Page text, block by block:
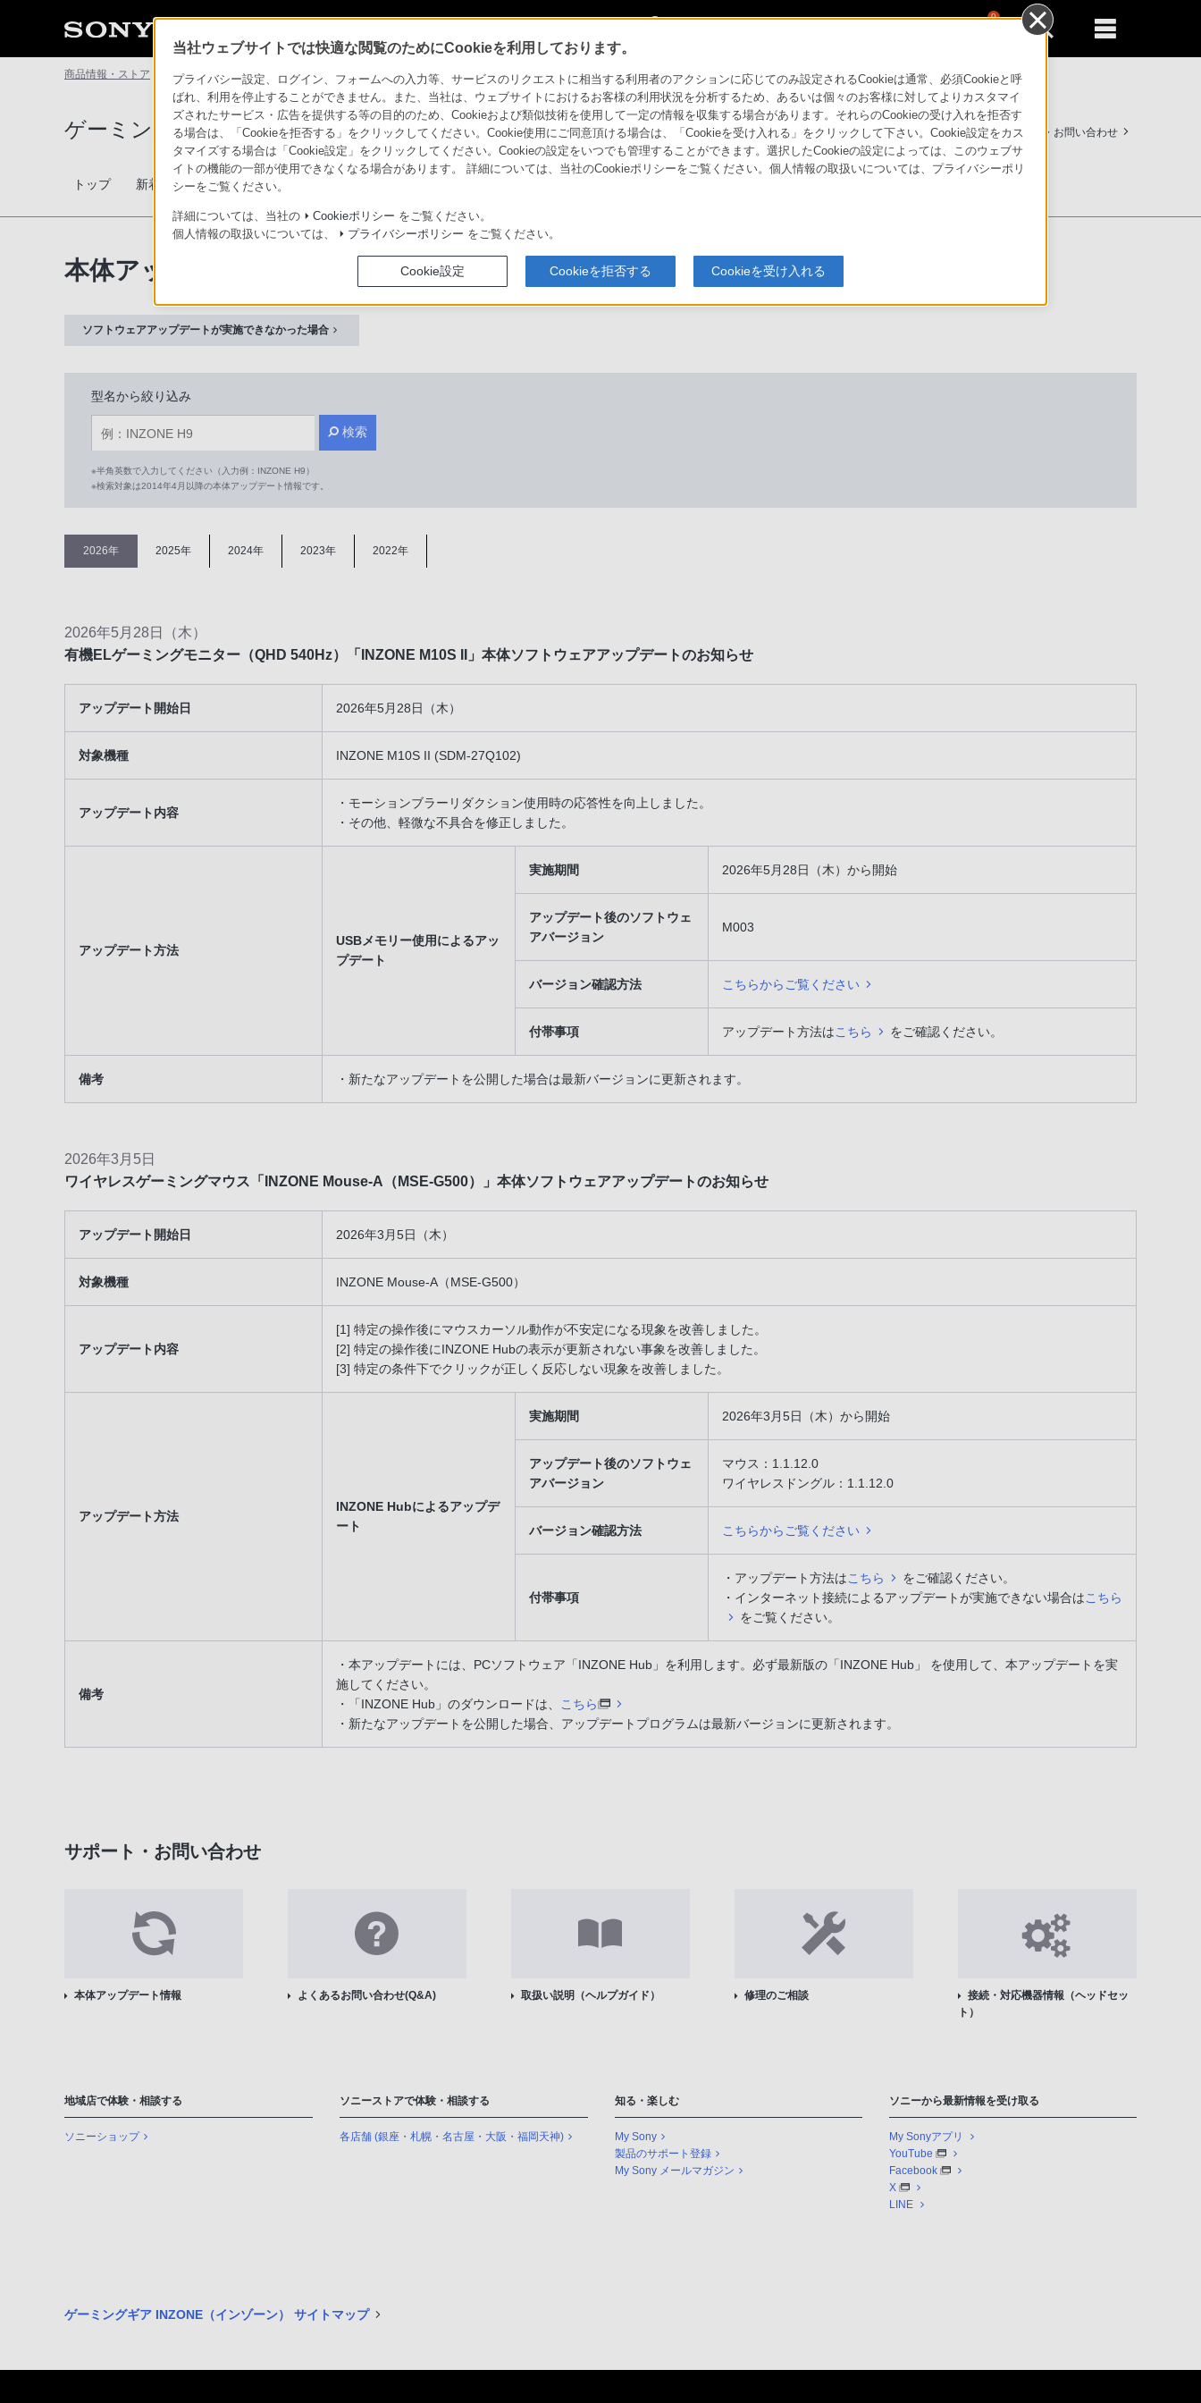
0
商品情報・ストア ゲーミングギア INZONE（インゾーン） 本体アップデート情報
ゲーミングギア INZONE™（インゾーン） サポート・お問い合わせ
トップ 新着情報 スペシャルコンテンツ
ソニーストア
本体アップデート情報
ソフトウェアアップデートが実施できなかった場合
型名から絞り込み
検索
※半角英数で入力してください（入力例：INZONE H9）
※検索対象は2014年4月以降の本体アップデート情報です。
2026年 2025年 2024年 2023年 2022年
2026年5月28日（木）
有機ELゲーミングモニター（QHD 540Hz）「INZONE M10S II」本体ソフトウェアアップデートのお知らせ
アップデート開始日 2026年5月28日（木）
対象機種 INZONE M10S II (SDM-27Q102)
アップデート内容
・モーションブラーリダクション使用時の応答性を向上しました。
・その他、軽微な不具合を修正しました。
アップデート方法
USBメモリー使用によるアッ
プデート
実施期間 2026年5月28日（木）から開始
アップデート後のソフトウェ
アバージョン
M003
バージョン確認方法 こちらからご覧ください
付帯事項 アップデート方法はこちら をご確認ください。
備考 ・新たなアップデートを公開した場合は最新バージョンに更新されます。
2026年3月5日
ワイヤレスゲーミングマウス「INZONE Mouse-A（MSE-G500）」本体ソフトウェアアップデートのお知らせ
アップデート開始日 2026年3月5日（木）
対象機種 INZONE Mouse-A（MSE-G500）
アップデート内容
[1] 特定の操作後にマウスカーソル動作が不安定になる現象を改善しました。
[2] 特定の操作後にINZONE Hubの表示が更新されない事象を改善しました。
[3] 特定の条件下でクリックが正しく反応しない現象を改善しました。
アップデート方法
INZONE Hubによるアップデ
ート
実施期間 2026年3月5日（木）から開始
アップデート後のソフトウェ
アバージョン
マウス：1.1.12.0
ワイヤレスドングル：1.1.12.0
バージョン確認方法 こちらからご覧ください
付帯事項
・アップデート方法はこちら
をご確認ください。
・インターネット接続によるアップデートが実施できない場合はこちら
をご覧ください。
備考
・本アップデートには、PCソフトウェア「INZONE Hub」を利用します。必ず最新版の「INZONE Hub」 を使用して、本アップデートを実
施してください。
・「INZONE Hub」のダウンロードは、
こちら
・新たなアップデートを公開した場合、アップデートプログラムは最新バージョンに更新されます。
サポート・お問い合わせ
本体アップデート情報 よくあるお問い合わせ(Q&A) 取扱い説明（ヘルプガイド） 修理のご相談
接続・対応機器情報（ヘッドセッ
ト）
地域店で体験・相談する
ソニーショップ
ソニーストアで体験・相談する
各店舗 (銀座・札幌・名古屋・大阪・福岡天神)
知る・楽しむ
My Sony
製品のサポート登録
My Sony メールマガジン
ソニーから最新情報を受け取る
My Sonyアプリ
YouTube
Facebook
X
LINE
ゲーミングギア INZONE（インゾーン） サイトマップ
当社ウェブサイトでは快適な閲覧のためにCookieを利用しております。
プライバシー設定、ログイン、フォームへの入力等、サービスのリクエストに相当する利用者のアクションに応じてのみ設定されるCookieは通常、必須Cookieと呼
ばれ、利用を停止することができません。また、当社は、ウェブサイトにおけるお客様の利用状況を分析するため、あるいは個々のお客様に対してよりカスタマイ
ズされたサービス・広告を提供する等の目的のため、Cookieおよび類似技術を使用して一定の情報を収集する場合があります。それらのCookieの受け入れを拒否す
る場合は、「Cookieを拒否する」をクリックしてください。Cookie使用にご同意頂ける場合は、「Cookieを受け入れる」をクリックして下さい。Cookie設定をカス
タマイズする場合は「Cookie設定」をクリックしてください。Cookieの設定をいつでも管理することができます。選択したCookieの設定によっては、このウェブサ
イトの機能の一部が使用できなくなる場合があります。 詳細については、当社のCookieポリシーをご覧ください。個人情報の取扱いについては、プライバシーポリ
シーをご覧ください。
詳細については、当社の Cookieポリシー をご覧ください。
個人情報の取扱いについては、
プライバシーポリシー をご覧ください。
Cookie設定 Cookieを拒否する Cookieを受け入れる